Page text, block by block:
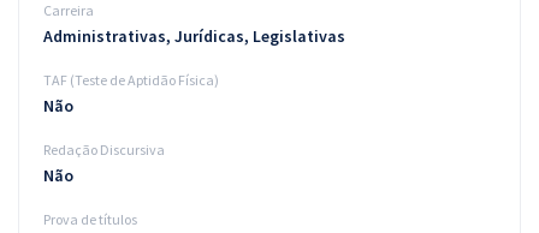
Carreira
Administrativas, Jurídicas, Legislativas
TAF (Teste de Aptidão Física)
Não
Redação Discursiva
Não
Prova de títulos